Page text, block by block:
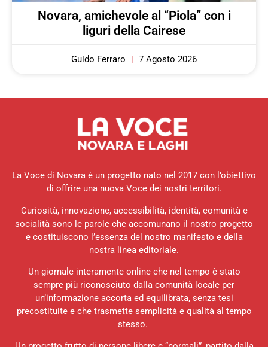
Novara, amichevole al “Piola” con i
liguri della Cairese
Guido Ferraro 7 Agosto 2026
La Voce di Novara è un progetto nato nel 2017 con l’obiettivo
di offrire una nuova Voce dei nostri territori.
Curiosità, innovazione, accessibilità, identità, comunità e
socialità sono le parole che accomunano il nostro progetto
e costituiscono l’essenza del nostro manifesto e della
nostra linea editoriale.
Un giornale interamente online che nel tempo è stato
sempre più riconosciuto dalla comunità locale per
un’informazione accorta ed equilibrata, senza tesi
precostituite e che trasmette semplicità e qualità al tempo
stesso.